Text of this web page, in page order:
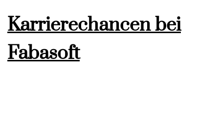
Karrierechancen bei
Fabasoft